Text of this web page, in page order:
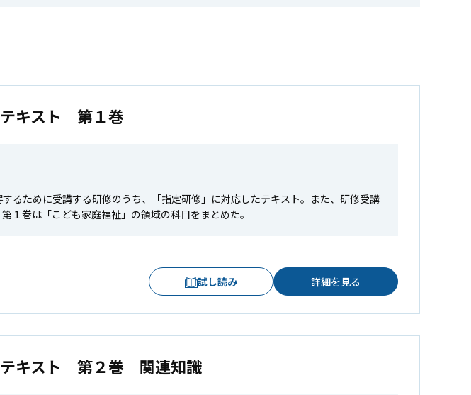
テキスト 第１巻
るために受講する研修のうち、「指定研修」に対応したテキスト。また、研修受講
１巻は「こども家庭福祉」の領域の科目をまとめた。
試し読み 詳細を見る
テキスト 第２巻 関連知識